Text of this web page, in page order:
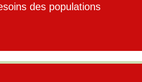
des populations